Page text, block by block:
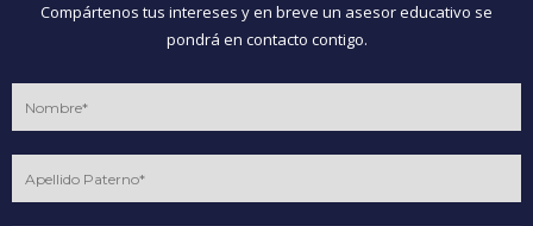
Compártenos tus intereses y en breve un asesor educativo se
pondrá en contacto contigo.